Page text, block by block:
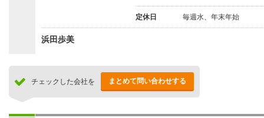
定休日 毎週水、年末年始
浜田歩美
チェックした会社を まとめて問い合わせする